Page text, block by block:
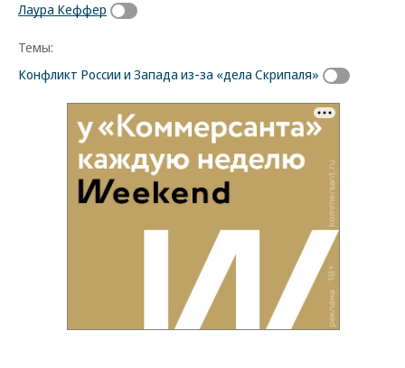
Лаура Кеффер
Темы:
Конфликт России и Запада из-за «дела Скрипаля»